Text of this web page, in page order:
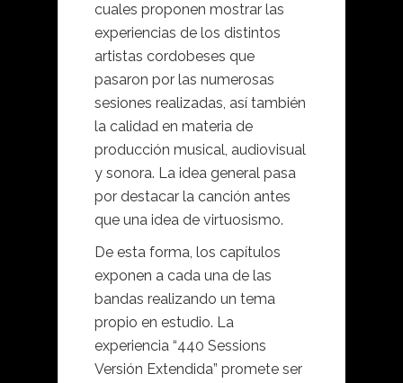
cuales proponen mostrar las
experiencias de los distintos
artistas cordobeses que
pasaron por las numerosas
sesiones realizadas, así también
la calidad en materia de
producción musical, audiovisual
y sonora. La idea general pasa
por destacar la canción antes
que una idea de virtuosismo.
De esta forma, los capítulos
exponen a cada una de las
bandas realizando un tema
propio en estudio. La
experiencia “440 Sessions
Versión Extendida” promete ser